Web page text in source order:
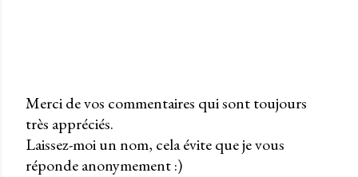
P
u
b
Merci de vos commentaires qui sont toujours
très appréciés.
Laissez-moi un nom, cela évite que je vous
réponde anonymement :)